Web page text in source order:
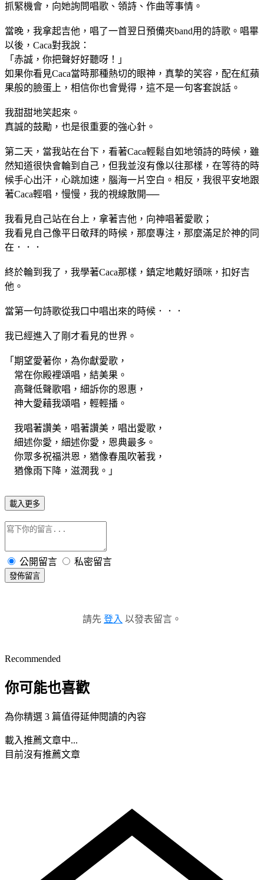
抓緊機會，向她詢問唱歌、領詩、作曲等事情。
當晚，我拿起吉他，唱了一首翌日預備夾band用的詩歌。唱畢
以後，Caca對我說：
「赤誠，你把聲好好聽呀！」
如果你看見Caca當時那種熱切的眼神，真摯的笑容，配在紅蘋
果般的臉蛋上，相信你也會覺得，這不是一句客套說話。
我甜甜地笑起來。
真誠的鼓勵，也是很重要的強心針。
第二天，當我站在台下，看著Caca輕鬆自如地領詩的時候，雖
然知道很快會輪到自己，但我並沒有像以往那樣，在等待的時
候手心出汗，心跳加速，腦海一片空白。相反，我很平安地跟
著Caca輕唱，慢慢，我的視線散開──
我看見自己站在台上，拿著吉他，向神唱著愛歌；
我看見自己像平日敬拜的時候，那麼專注，那麼滿足於神的同
在．．．
終於輪到我了，我學著Caca那樣，鎮定地戴好頭咪，扣好吉
他。
當第一句詩歌從我口中唱出來的時候．．．
我已經進入了剛才看見的世界。
「期望愛著你，為你獻愛歌，
常在你殿裡頌唱，結美果。
高聲低聲歌唱，細訴你的恩惠，
神大愛藉我頌唱，輕輕播。
我唱著讚美，唱著讚美，唱出愛歌，
細述你愛，細述你愛，恩典最多。
你眾多祝福洪恩，猶像春風吹著我，
猶像雨下降，滋潤我。」
載入更多
公開留言 私密留言
發佈留言
請先 登入 以發表留言。
Recommended
你可能也喜歡
為你精選 3 篇值得延伸閱讀的內容
載入推薦文章中...
目前沒有推薦文章